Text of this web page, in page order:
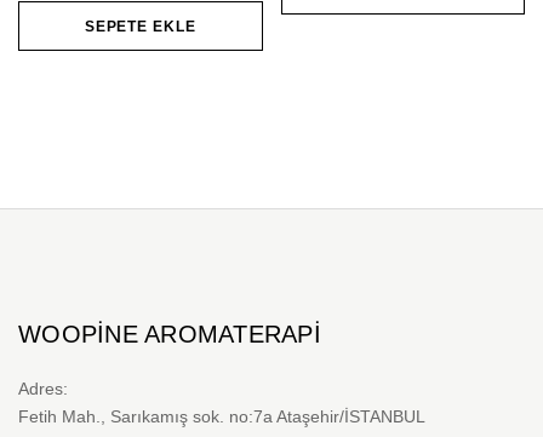
SEPETE EKLE
WOOPINE AROMATERAPI
Adres:
Fetih Mah., Sarıkamış sok. no:7a Ataşehir/İSTANBUL